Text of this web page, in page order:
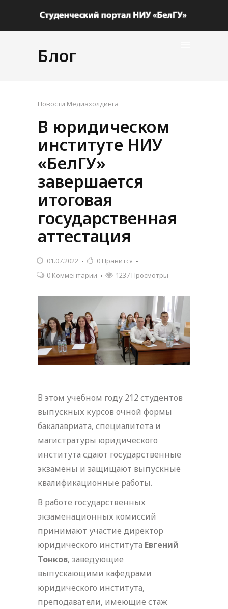
Блог
Новости Медиахолдинга
В юридическом
институте НИУ
«БелГУ»
завершается
итоговая
государственная
аттестация
01.07.2022 0 Нравится
0 Комментарии
1237 Просмотры
В этом учебном году 212 студентов
выпускных курсов очной формы
бакалавриата, специалитета и
магистратуры юридического
института сдают государственные
экзамены и защищают выпускные
квалификационные работы.
В работе государственных
экзаменационных комиссий
принимают участие директор
юридического института Евгений
Тонков, заведующие
выпускающими кафедрами
юридического института,
преподаватели, имеющие стаж